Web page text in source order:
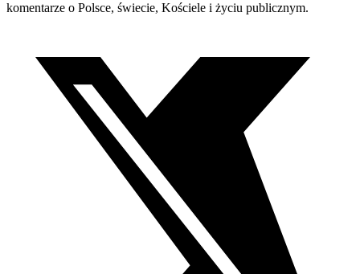
komentarze o Polsce, świecie, Kościele i życiu publicznym.